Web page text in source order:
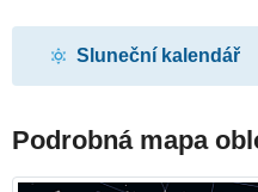
Sluneční kalendář
Podrobná mapa